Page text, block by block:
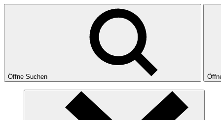
Öffne Suchen